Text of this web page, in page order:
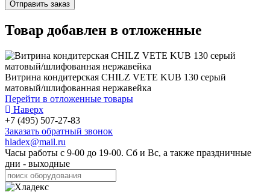
Товар добавлен в отложенные
Витрина кондитерская CHILZ VETE KUB 130 серый
матовый/шлифованная нержавейка
Перейти в отложенные товары
Наверх
+7 (495) 507-27-83
Заказать обратный звонок
hladex@mail.ru
Часы работы с 9-00 до 19-00. Сб и Вс, а также праздничные
дни - выходные